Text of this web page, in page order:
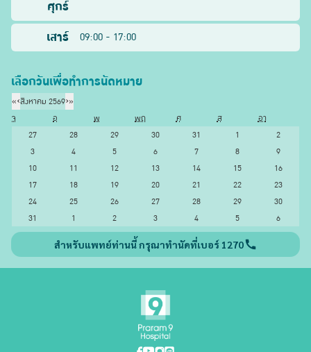
ศุกร์
เสาร์
09:00 - 17:00
เลือกวันเพื่อทำการนัดหมาย
«‹สิงหาคม 2569›»
จ
อ พ พฤ ศ ส
อา
27
28 29 30 31 1
2
3
4 5 6 7 8
9
10
11 12 13 14 15
16
17
18 19 20 21 22
23
24
25 26 27 28 29
30
31
1 2 3 4 5 6
สำหรับแพทย์ท่านนี้ กรุณาทำนัดที่เบอร์ 1270